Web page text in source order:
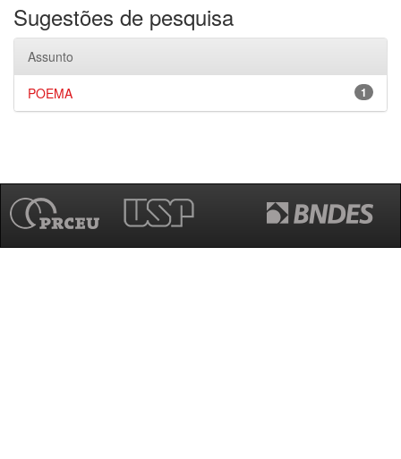
Sugestões de pesquisa
Assunto
1
POEMA